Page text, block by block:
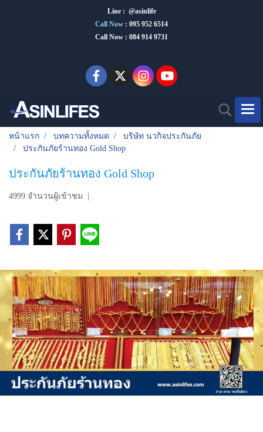
Line : @asinlife
Call Now : 095 952 6514
Call Now : 084 914 9731
หน้าแรก บทความทั้งหมด
บริษัท นวกิจประกันภัย
ประกันภัยร้านทอง Gold Shop
ประกันภัยร้านทอง Gold Shop
4999 จำนวนผู้เข้าชม